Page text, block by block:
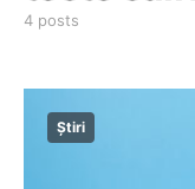
4 posts
Știri